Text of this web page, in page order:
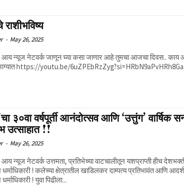
- May 26, 2025
न्यूज नेटवर्क जाणून घ्या कसा जाणार आहे तुमचा आजचा दिवस.. काय
https://youtu.be/
३०वा वर्षपूर्ती आनंदोत्सव आणि ‘उत्तुंग’ वार्षिक
उत्साहात !!
- May 26, 2025
न्यूज नेटवर्क उत्तमता, प्रतिभेच्या वाटचालीतून यशप्राप्ती हीच
खाडिलकर दाम्पत्य प्रतिभावंत आणि आदर्श :
! युवा पिढीला...